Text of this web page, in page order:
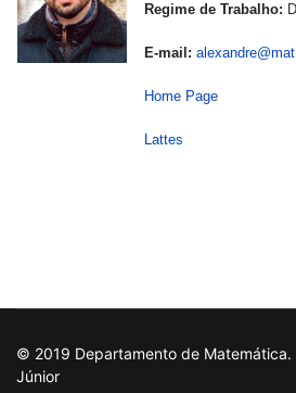
Regime de Trabalho:
E-mail:
Home Page
Lattes
© 2019 Departamento de
Júnior